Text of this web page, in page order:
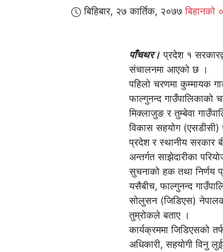
बिहिबार, २७ कार्तिक, २०७७बिहानको
पाँचथर। प्रदेश १
संचालनमा आएको छ ।
पहिलो चरणमा कुम्मायक
फाल्गुनन्द गाउँपालिकाको
मिक्लाजुङ र तुम्बेवा
विकास सहयोग (एसडीसी)
प्रदेश र स्थानीय सरकार
अन्तर्गत साझेदारीका
सुचनाको हक तथा निर्णय
यसैबीच, फाल्गुनन्द
सोलुसन (जिडिएस)
तुम्रोकले बताए ।
कार्यक्रममा जिडिएसको
अधिकारी, सहयोगी विनु